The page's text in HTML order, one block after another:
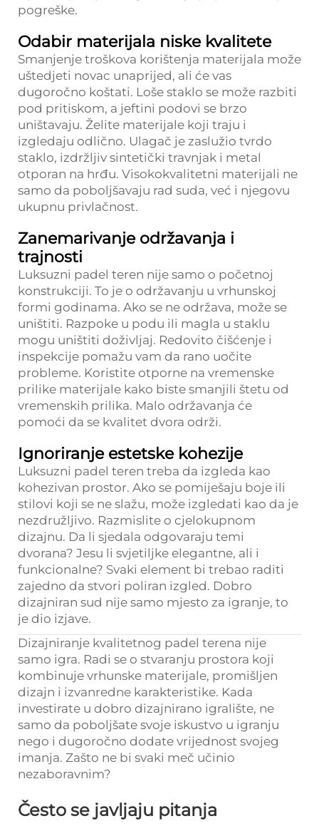
pogreške.
Odabir materijala niske kvalitete
Smanjenje troškova korištenja materijala može
uštedjeti novac unaprijed, ali će vas
dugoročno koštati. Loše staklo se može razbiti
pod pritiskom, a jeftini podovi se brzo
uništavaju. Želite materijale koji traju i
izgledaju odlično. Ulagač je zaslužio tvrdo
staklo, izdržljiv sintetički travnjak i metal
otporan na hrđu. Visokokvalitetni materijali ne
samo da poboljšavaju rad suda, već i njegovu
ukupnu privlačnost.
Zanemarivanje održavanja i
trajnosti
Luksuzni padel teren nije samo o početnoj
konstrukciji. To je o održavanju u vrhunskoj
formi godinama. Ako se ne održava, može se
uništiti. Razpoke u podu ili magla u staklu
mogu uništiti doživljaj. Redovito čišćenje i
inspekcije pomažu vam da rano uočite
probleme. Koristite otporne na vremenske
prilike materijale kako biste smanjili štetu od
vremenskih prilika. Malo održavanja će
pomoći da se kvalitet dvora održi.
Ignoriranje estetske kohezije
Luksuzni padel teren treba da izgleda kao
kohezivan prostor. Ako se pomiješaju boje ili
stilovi koji se ne slažu, može izgledati kao da je
nezdružljivo. Razmislite o cjelokupnom
dizajnu. Da li sjedala odgovaraju temi
dvorana? Jesu li svjetiljke elegantne, ali i
funkcionalne? Svaki element bi trebao raditi
zajedno da stvori poliran izgled. Dobro
dizajniran sud nije samo mjesto za igranje, to
je dio izjave.
Dizajniranje kvalitetnog padel terena nije
samo igra. Radi se o stvaranju prostora koji
kombinuje vrhunske materijale, promišljen
dizajn i izvanredne karakteristike. Kada
investirate u dobro dizajnirano igralište, ne
samo da poboljšate svoje iskustvo u igranju
nego i dugoročno dodate vrijednost svojeg
imanja. Zašto ne bi svaki meč učinio
nezaboravnim?
Često se javljaju pitanja